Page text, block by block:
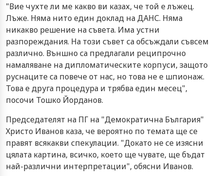
"Вие чухте ли ме какво ви казах, че той е лъжец.
Лъже. Няма нито един доклад на ДАНС. Няма
никакво решение на съвета. Има устни
разпореждания. На този съвет са обсъждали съвсем
различно. Външно са предлагали реципрочно
намаляване на дипломатическите корпуси, защото
руснаците са повече от нас, но това не е шпионаж.
Това е друга процедура и трябва един месец",
посочи Тошко Йорданов.
Председателят на ПГ на "Демократична България"
Христо Иванов каза, че вероятно по темата ще се
правят всякакви спекулации. "Докато не се изясни
цялата картина, всичко, което ще чувате, ще бъдат
най-различни интерпретации", обясни Иванов.